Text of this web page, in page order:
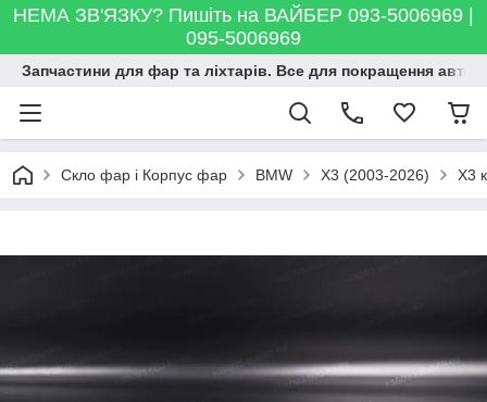
НЕМА ЗВ'ЯЗКУ? Пишіть на ВАЙБЕР 093-5006969 |
095-5006969
Запчастини для фар та ліхтарів. Все для покращення
Скло фар і Корпус фар BMW X3 (2003-2026) X3